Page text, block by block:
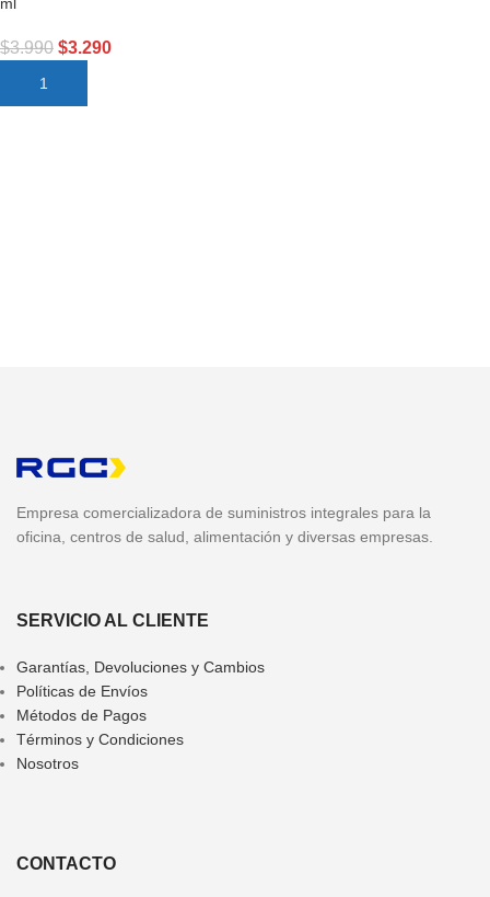
$3.990 $3.290
AÑADIR AL CARRITO
Empresa comercializadora de suministros integrales para la
oficina, centros de salud, alimentación y diversas empresas.
SERVICIO AL CLIENTE
Garantías, Devoluciones y Cambios
Políticas de Envíos
Métodos de Pagos
Términos y Condiciones
Nosotros
CONTACTO